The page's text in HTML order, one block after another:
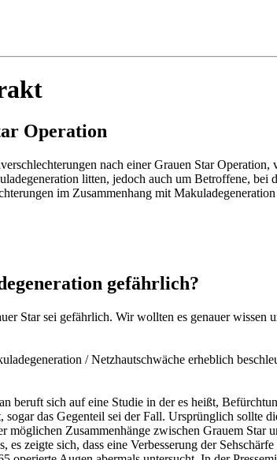
Operation
nach einer Grauen Star
litten, jedoch auch um Betroffene, bei
im Zusammenhang mit
gefährlich?
Star sei gefährlich. Wir wollten es genauer wissen
/ Netzhautschwäche erheblich
sich auf eine Studie in der es heißt,
das Gegenteil sei der Fall. Ursprünglich sollte
Zusammenhänge zwischen Grauem Star
zeigte sich, dass eine Verbesserung der